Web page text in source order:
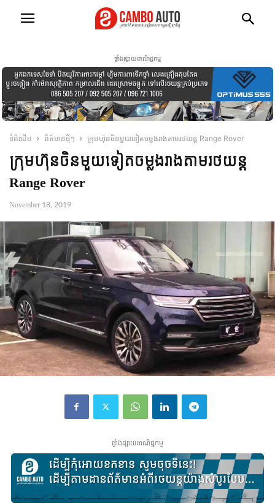
ផ្ទាំងផ្សាយពាណិជ្ជកម្ម
ទំព័រដើម ព័ត៍មានថ្មីៗ ក្រុមហ៊ុនចិនមួយទៀតចម្លងរាងតាមរថយន្ត Range Rover
ក្រុមហ៊ុនចិនមួយទៀតចម្លងរាងតាមរថយន្ត
Range Rover
November 18, 2019
ផ្ទាំងផ្សាយពាណិជ្ជកម្ម